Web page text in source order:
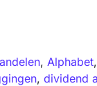
, Alphabet,
, dividend